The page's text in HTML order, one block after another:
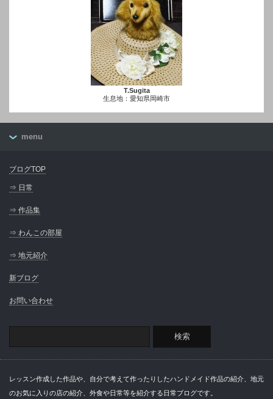
T.Sugita
生息地：愛知県岡崎市
menu
ブログTOP
⇒ 日常
⇒ 作品集
⇒ わんこの部屋
⇒ 地元紹介
新ブログ
お問い合わせ
レッスン作成した作品や、自分で考えて作ったりしたハンドメイド作品の紹介、地元
のお気に入りの店の紹介、外食や日常等を紹介する日常ブログです。